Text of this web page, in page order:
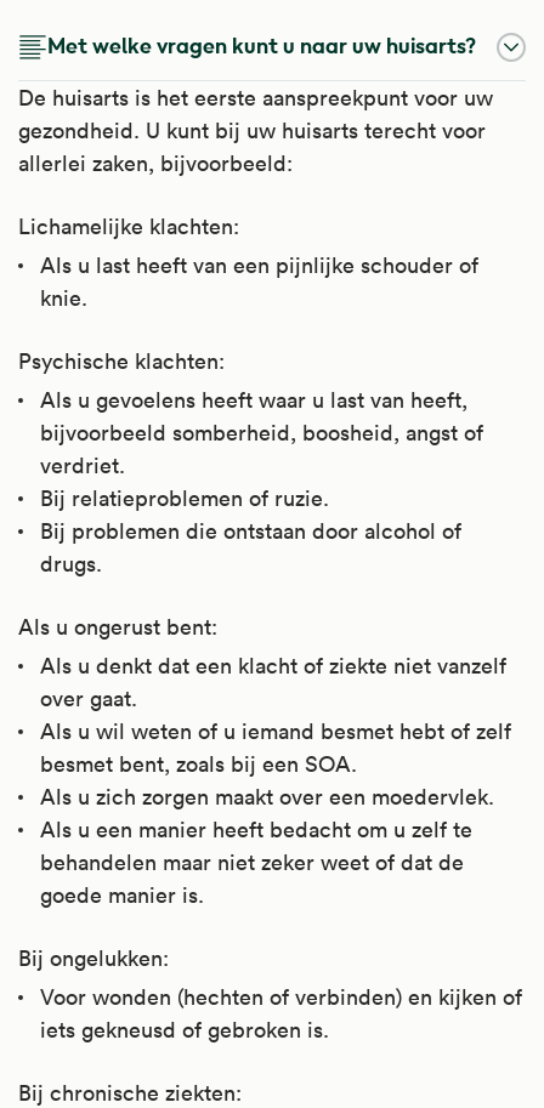
Met welke vragen kunt u naar uw huisarts?
De huisarts is het eerste aanspreekpunt voor uw
gezondheid. U kunt bij uw huisarts terecht voor
allerlei zaken, bijvoorbeeld:
Lichamelijke klachten:
Als u last heeft van een pijnlijke schouder of
knie.
Psychische klachten:
Als u gevoelens heeft waar u last van heeft,
bijvoorbeeld somberheid, boosheid, angst of
verdriet.
Bij relatieproblemen of ruzie.
Bij problemen die ontstaan door alcohol of
drugs.
Als u ongerust bent:
Als u denkt dat een klacht of ziekte niet vanzelf
over gaat.
Als u wil weten of u iemand besmet hebt of zelf
besmet bent, zoals bij een SOA.
Als u zich zorgen maakt over een moedervlek.
Als u een manier heeft bedacht om u zelf te
behandelen maar niet zeker weet of dat de
goede manier is.
Bij ongelukken:
Voor wonden (hechten of verbinden) en kijken of
iets gekneusd of gebroken is.
Bij chronische ziekten: